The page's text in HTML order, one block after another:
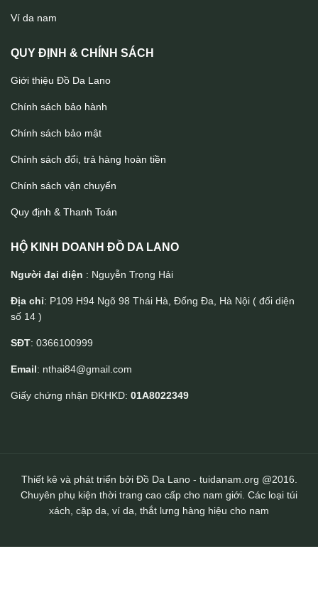
VDNT10 nhỏ gọn
VDNT10 tiện lợi
Ví da nam
QUY ĐỊNH & CHÍNH SÁCH
Giới thiệu Đồ Da Lano
Chính sách bảo hành
Chính sách bảo mật
Chính sách đổi, trả hàng hoàn tiền
Chính sách vận chuyển
Quy định & Thanh Toán
HỘ KINH DOANH ĐỒ DA LANO
Người đại diện : Nguyễn Trọng Hải
Địa chỉ: P109 H94 Ngõ 98 Thái Hà, Đống Đa, Hà Nội ( đối diện
số 14 )
SĐT: 0366100999
Email: nthai84@gmail.com
Giấy chứng nhận ĐKHKD: 01A8022349
Thiết kê và phát triển bởi Đồ Da Lano - tuidanam.org @2016.
Chuyên phụ kiện thời trang cao cấp cho nam giới. Các loại túi
xách, cặp da, ví da, thắt lưng hàng hiệu cho nam